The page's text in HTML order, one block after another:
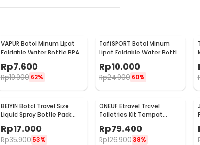
VAPUR Botol Minum Lipat
Foldable Water Bottle BPA
Free Karabiner 500ml - V5
Rp7.600
Rp19.900 62%
TaffSPORT Botol Minum
Lipat Foldable Water Bottle
Rp10.000
Rp24.900 60%
BEIYIN Botol Travel Size
Liquid Spray Bottle Pack
Rp17.000
Rp35.900 53%
ONEUP Etravel Travel
Toiletries Kit Tempat
YW46
Rp79.400
Rp126.90038%